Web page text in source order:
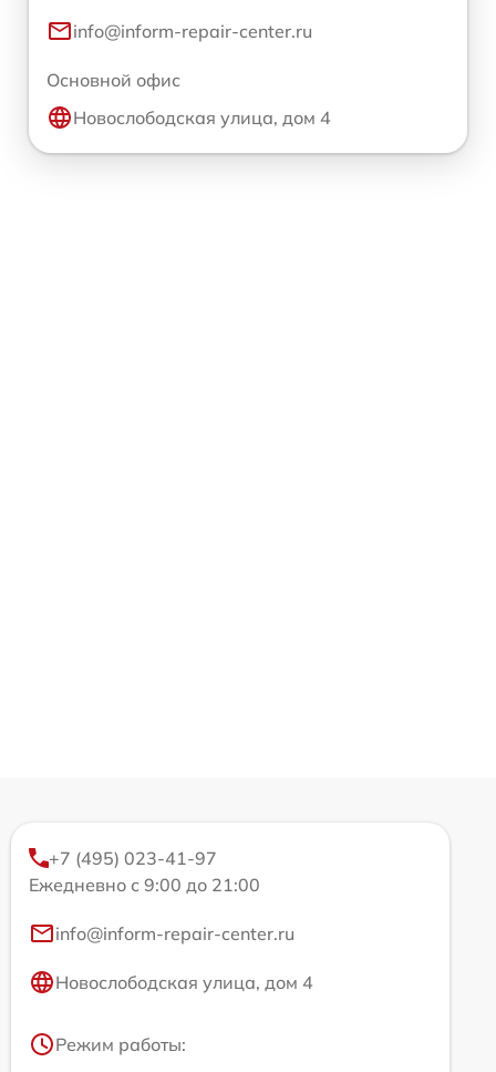
info@inform-repair-center.ru
Основной офис
Новослободская улица, дом 4
+7 (495) 023-41-97
Ежедневно с 9:00 до 21:00
info@inform-repair-center.ru
Новослободская улица, дом 4
Режим работы: